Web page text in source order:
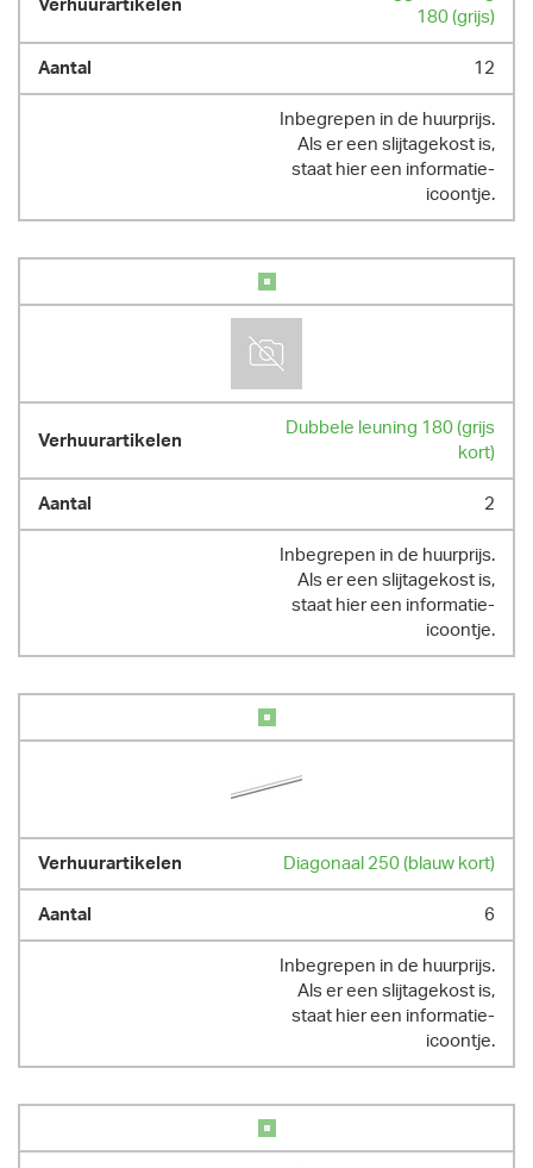
180 (grijs)
12
Inbegrepen in de huurprijs.
Als er een slijtagekost is,
staat hier een informatie-
icoontje.
Dubbele leuning 180 (grijs
kort)
2
Inbegrepen in de huurprijs.
Als er een slijtagekost is,
staat hier een informatie-
icoontje.
Diagonaal 250 (blauw kort)
6
Inbegrepen in de huurprijs.
Als er een slijtagekost is,
staat hier een informatie-
icoontje.